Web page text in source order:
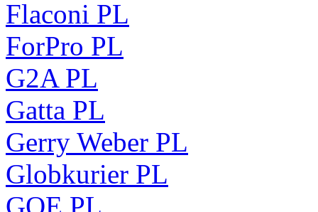
Flaconi PL
ForPro PL
G2A PL
Gatta PL
Gerry Weber PL
Globkurier PL
GOE PL